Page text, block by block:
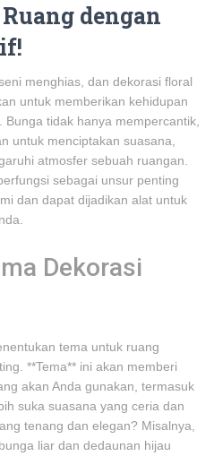
dengan
menghias, dan dekorasi floral
untuk memberikan kehidupan
tidak hanya mempercantik,
untuk menciptakan suasana,
atmosfer sebuah ruangan.
sebagai unsur penting
dan dapat dijadikan alat untuk
Dekorasi
tema untuk ruang
**Tema** ini akan memberi
akan Anda gunakan, termasuk
suka suasana yang ceria dan
tenang dan elegan? Misalnya,
liar dan dedaunan hijau